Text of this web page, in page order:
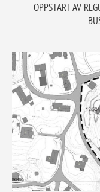
OPPSTART AV